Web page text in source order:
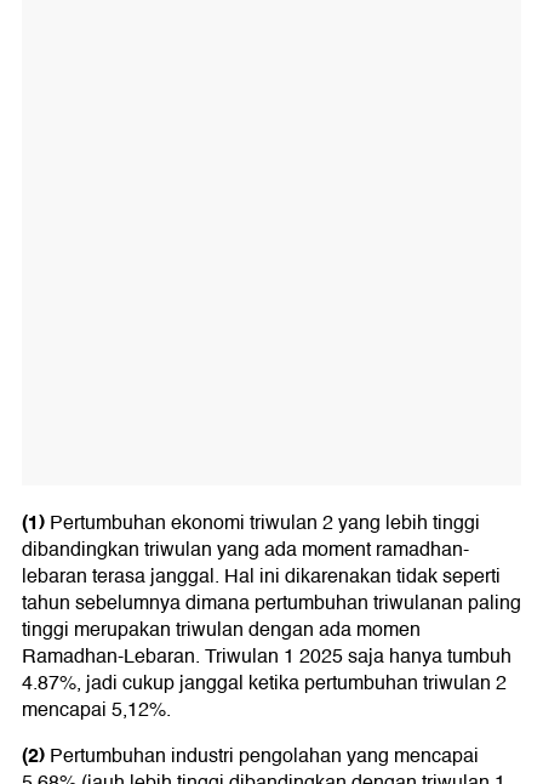
(1)Pertumbuhan ekonomi triwulan 2 yang lebih tinggi
dibandingkan triwulan yang ada moment ramadhan-
lebaran terasa janggal. Hal ini dikarenakan tidak seperti
tahun sebelumnya dimana pertumbuhan triwulanan paling
tinggi merupakan triwulan dengan ada momen
Ramadhan-Lebaran. Triwulan 1 2025 saja hanya tumbuh
4.87%, jadi cukup janggal ketika pertumbuhan triwulan 2
mencapai 5,12%.
(2)Pertumbuhan industri pengolahan yang mencapai